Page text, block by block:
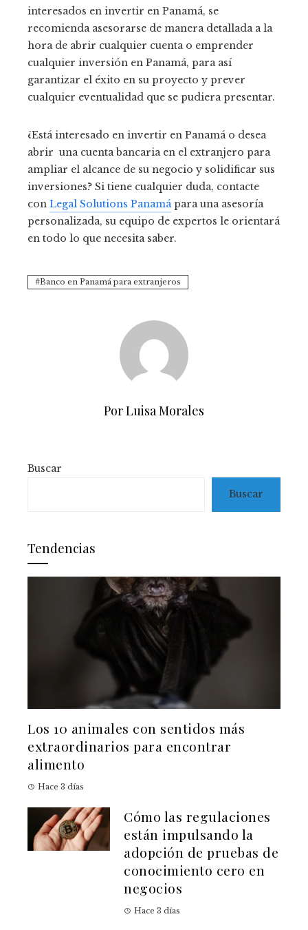
interesados en invertir en Panamá, se
recomienda asesorarse de manera detallada a la
hora de abrir cualquier cuenta o emprender
cualquier inversión en Panamá, para así
garantizar el éxito en su proyecto y prever
cualquier eventualidad que se pudiera presentar.
¿Está interesado en invertir en Panamá o desea
abrir una cuenta bancaria en el extranjero para
ampliar el alcance de su negocio y solidificar sus
inversiones? Si tiene cualquier duda, contacte
con Legal Solutions Panamápara una asesoría
personalizada, su equipo de expertos le orientará
en todo lo que necesita saber.
Banco en Panamá para extranjeros
Por Luisa Morales
Buscar
Buscar
Tendencias
Los 10 animales con sentidos más
extraordinarios para encontrar
alimento
Hace 3 días
Cómo las regulaciones
están impulsando la
adopción de pruebas de
conocimiento cero en
negocios
Hace 3 días